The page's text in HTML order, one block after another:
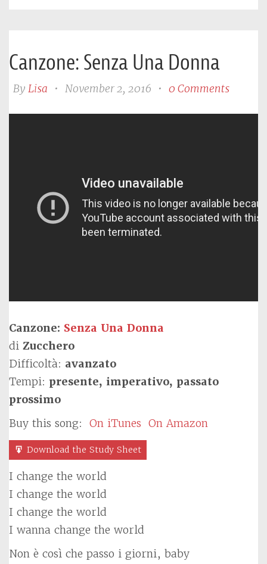
Canzone: Senza Una Donna
By Lisa • November 2, 2016 • 0 Comments
Canzone: Senza Una Donna
di Zucchero
Difficoltà: avanzato
Tempi: presente, imperativo, passato
prossimo
Buy this song: On iTunes On Amazon
Download the Study Sheet
I change the world
I change the world
I change the world
I wanna change the world
Non è così che passo i giorni, baby